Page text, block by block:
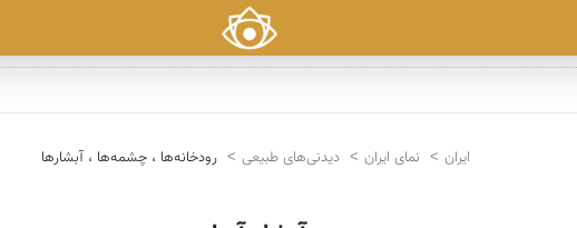
ایران نمای ایران دیدنی‌های طبیعی رودخانه‌ها ، چشمه‌ها ، آبشارها